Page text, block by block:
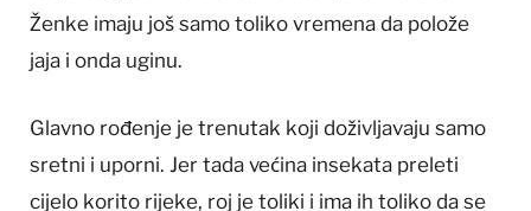
Ženke imaju još samo toliko vremena da polože
jaja i onda uginu.
Glavno rođenje je trenutak koji doživljavaju samo
sretni i uporni. Jer tada većina insekata preleti
cijelo korito rijeke, roj je toliki i ima ih toliko da se